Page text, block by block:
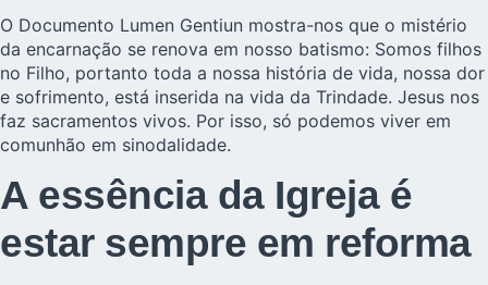
O Documento Lumen Gentiun mostra-nos que o mistério
da encarnação se renova em nosso batismo: Somos filhos
no Filho, portanto toda a nossa história de vida, nossa dor
e sofrimento, está inserida na vida da Trindade. Jesus nos
faz sacramentos vivos. Por isso, só podemos viver em
comunhão em sinodalidade.
A essência da Igreja é
estar sempre em reforma